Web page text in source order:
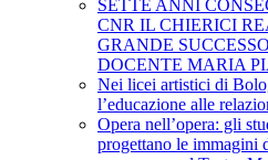
SETTE ANNI
CNR IL CHIERICI
GRANDE
DOCENTE MARIA
Nei licei artistici di
l’educazione alle
Opera nell’opera: gli
progettano le immagini